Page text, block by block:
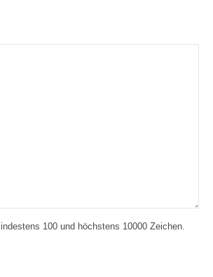
100 und höchstens 10000 Zeichen.